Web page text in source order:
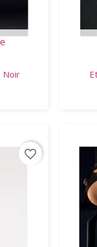
Noir
favorite_border